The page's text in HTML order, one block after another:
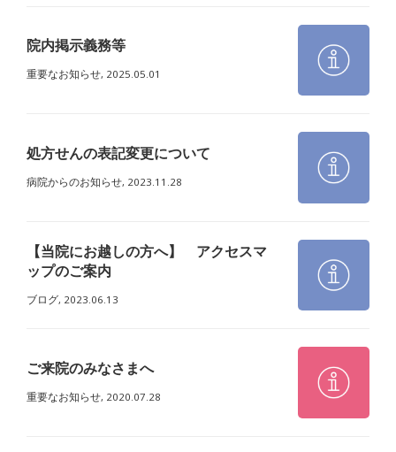
院内掲示義務等
重要なお知らせ, 2025.05.01
処方せんの表記変更について
病院からのお知らせ, 2023.11.28
【当院にお越しの方へ】 アクセスマ
ップのご案内
ブログ, 2023.06.13
ご来院のみなさまへ
重要なお知らせ, 2020.07.28